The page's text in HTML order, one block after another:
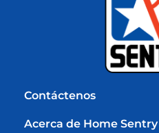
Contáctenos
Acerca de Home Sentry